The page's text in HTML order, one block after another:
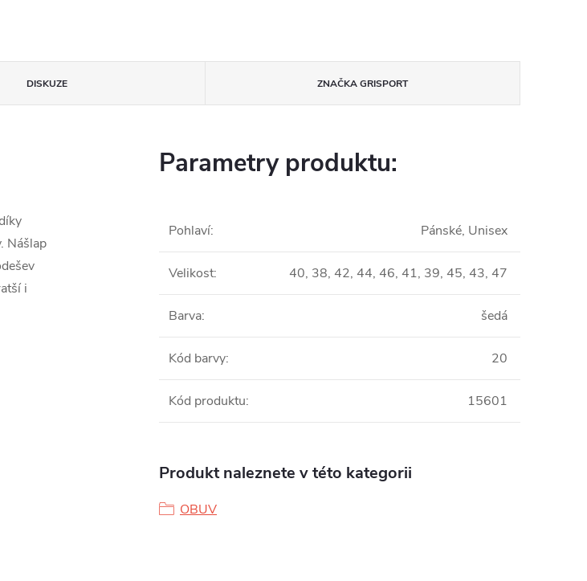
DISKUZE ZNAČKAGRISPORT
Nášlap
i
Parametry produktu:
Pohlaví: Pánské, Unisex
Velikost: 40, 38, 42, 44, 46, 41, 39, 45, 43, 47
Barva: šedá
Kód barvy: 20
Kód produktu: 15601
Produkt naleznete v této kategorii
OBUV